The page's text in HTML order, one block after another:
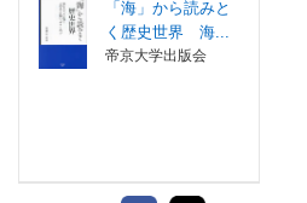
「海」から読みと
く歴史世界 海...
帝京大学出版会